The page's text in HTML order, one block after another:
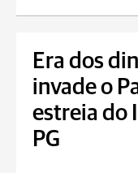
Era dos
invade o
estreia do
PG